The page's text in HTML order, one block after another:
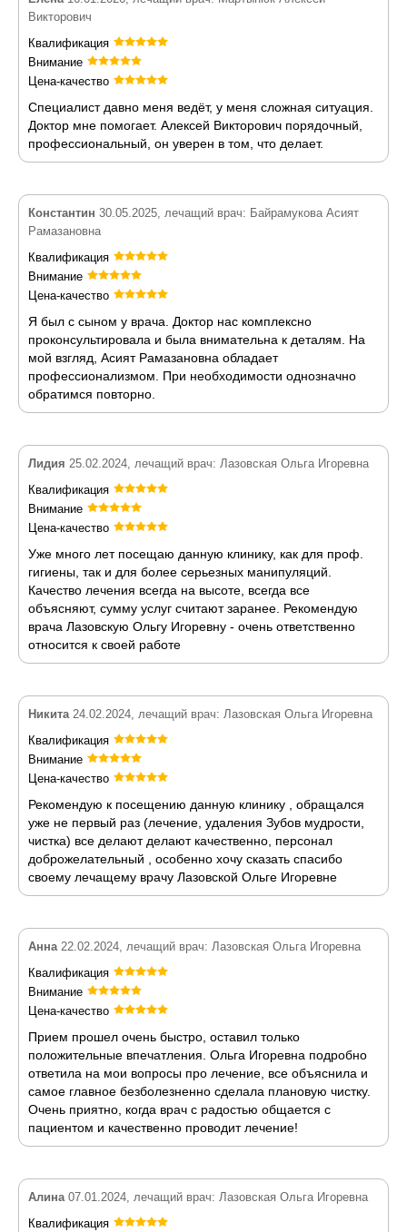
Викторович
Квалификация
Внимание
Цена-качество
Специалист давно меня ведёт, у меня сложная ситуация.
Доктор мне помогает. Алексей Викторович порядочный,
профессиональный, он уверен в том, что делает.
Константин 30.05.2025, лечащий врач: Байрамукова Асият
Рамазановна
Квалификация
Внимание
Цена-качество
Я был с сыном у врача. Доктор нас комплексно
проконсультировала и была внимательна к деталям. На
мой взгляд, Асият Рамазановна обладает
профессионализмом. При необходимости однозначно
обратимся повторно.
Лидия 25.02.2024, лечащий врач: Лазовская Ольга Игоревна
Квалификация
Внимание
Цена-качество
Уже много лет посещаю данную клинику, как для проф.
гигиены, так и для более серьезных манипуляций.
Качество лечения всегда на высоте, всегда все
объясняют, сумму услуг считают заранее. Рекомендую
врача Лазовскую Ольгу Игоревну - очень ответственно
относится к своей работе
Никита24.02.2024, лечащий врач: Лазовская Ольга Игоревна
Квалификация
Внимание
Цена-качество
Рекомендую к посещению данную клинику , обращался
уже не первый раз (лечение, удаления Зубов мудрости,
чистка) все делают делают качественно, персонал
доброжелательный , особенно хочу сказать спасибо
своему лечащему врачу Лазовской Ольге Игоревне
Анна22.02.2024, лечащий врач: Лазовская Ольга Игоревна
Квалификация
Внимание
Цена-качество
Прием прошел очень быстро, оставил только
положительные впечатления. Ольга Игоревна подробно
ответила на мои вопросы про лечение, все объяснила и
самое главное безболезненно сделала плановую чистку.
Очень приятно, когда врач с радостью общается с
пациентом и качественно проводит лечение!
Алина07.01.2024, лечащий врач: Лазовская Ольга Игоревна
Квалификация